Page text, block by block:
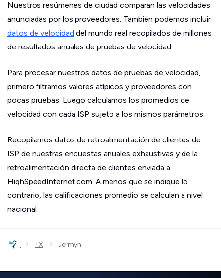
Nuestros resúmenes de ciudad comparan las velocidades
anunciadas por los proveedores. También podemos incluir
datos de velocidad del mundo real recopilados de millones
de resultados anuales de pruebas de velocidad.
Para procesar nuestros datos de pruebas de velocidad,
primero filtramos valores atípicos y proveedores con
pocas pruebas. Luego calculamos los promedios de
velocidad con cada ISP sujeto a los mismos parámetros.
Recopilamos datos de retroalimentación de clientes de
ISP de nuestras encuestas anuales exhaustivas y de la
retroalimentación directa de clientes enviada a
HighSpeedInternet.com. A menos que se indique lo
contrario, las calificaciones promedio se calculan a nivel
nacional.
› TX › Jermyn